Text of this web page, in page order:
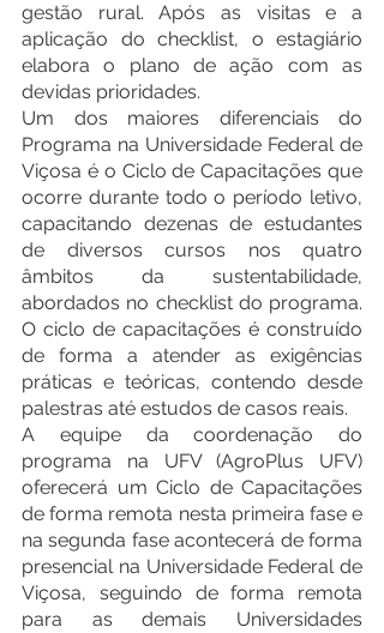
gestão rural. Após as visitas e a
aplicação do checklist, o estagiário
elabora o plano de ação com as
devidas prioridades.
Um dos maiores diferenciais do
Programa na Universidade Federal de
Viçosa é o Ciclo de Capacitações que
ocorre durante todo o período letivo,
capacitando dezenas de estudantes
de diversos cursos nos quatro
âmbitos da sustentabilidade,
abordados no checklist do programa.
O ciclo de capacitações é construído
de forma a atender as exigências
práticas e teóricas, contendo desde
palestras até estudos de casos reais.
A equipe da coordenação do
programa na UFV (AgroPlus UFV)
oferecerá um Ciclo de Capacitações
de forma remota nesta primeira fase e
na segunda fase acontecerá de forma
presencial na Universidade Federal de
Viçosa, seguindo de forma remota
para as demais Universidades